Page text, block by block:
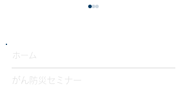
​ホーム
がん防災セミナー